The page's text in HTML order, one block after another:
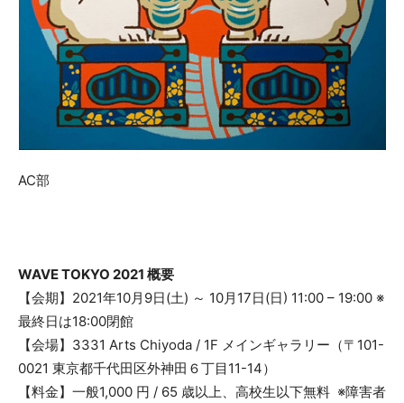
AC部
WAVE TOKYO 2021 概要
【会期】2021年10⽉9⽇(⼟) ～ 10⽉17⽇(⽇) 11:00 – 19:00 ※
最終⽇は18:00閉館
【会場】3331 Arts Chiyoda / 1F メインギャラリー（〒101-
0021 東京都千代⽥区外神⽥６丁⽬11-14）
【料⾦】⼀般1,000 円 / 65 歳以上、⾼校⽣以下無料 ※障害者